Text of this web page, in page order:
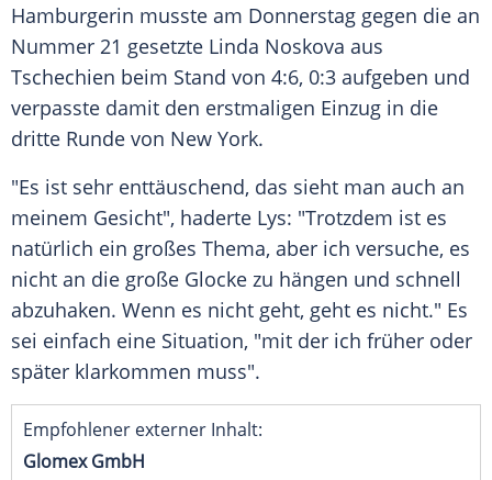
Hamburgerin musste am Donnerstag gegen die an
Nummer 21 gesetzte Linda Noskova aus
Tschechien beim Stand von 4:6, 0:3 aufgeben und
verpasste damit den erstmaligen Einzug in die
dritte Runde von New York.
"Es ist sehr enttäuschend, das sieht man auch an
meinem Gesicht", haderte Lys: "Trotzdem ist es
natürlich ein großes Thema, aber ich versuche, es
nicht an die große Glocke zu hängen und schnell
abzuhaken. Wenn es nicht geht, geht es nicht." Es
sei einfach eine Situation, "mit der ich früher oder
später klarkommen muss".
Empfohlener externer Inhalt:
Glomex GmbH